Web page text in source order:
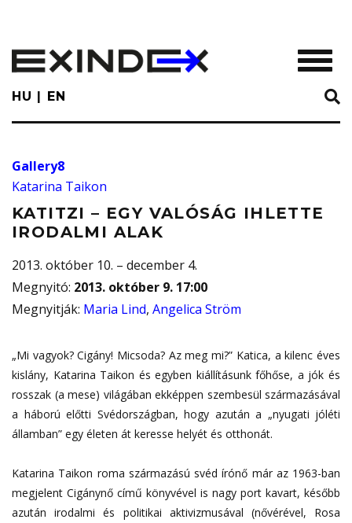
main
content
HU EN
Gallery8
Katarina Taikon
KATITZI – EGY VALÓSÁG IHLETTE
IRODALMI ALAK
2013. október 10. – december 4.
Megnyitó: 2013. október 9. 17:00
Megnyitják: Maria Lind, Angelica Ström
„Mi vagyok? Cigány! Micsoda? Az meg mi?” Katica, a kilenc éves
kislány, Katarina Taikon és egyben kiállításunk főhőse, a jók és
rosszak (a mese) világában ekképpen szembesül származásával
a háború előtti Svédországban, hogy azután a „nyugati jóléti
államban” egy életen át keresse helyét és otthonát.
Katarina Taikon roma származású svéd írónő már az 1963-ban
megjelent Cigánynő című könyvével is nagy port kavart, később
azután irodalmi és politikai aktivizmusával (nővérével, Rosa